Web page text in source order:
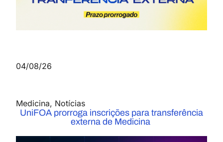
04/08/26
Medicina, Notícias
UniFOA prorroga inscrições para transferência
externa de Medicina